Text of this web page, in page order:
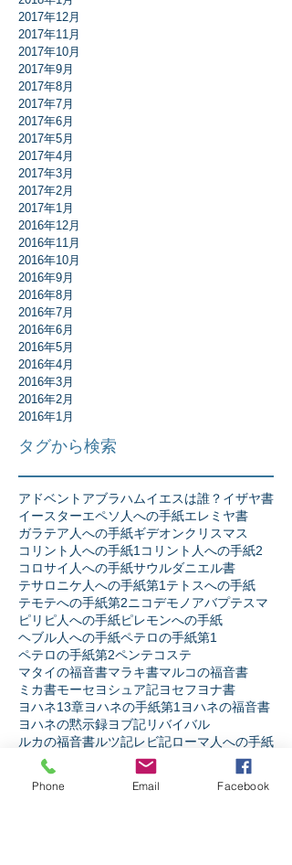
2017年12月
2017年11月
2017年10月
2017年9月
2017年8月
2017年7月
2017年6月
2017年5月
2017年4月
2017年3月
2017年2月
2017年1月
2016年12月
2016年11月
2016年10月
2016年9月
2016年8月
2016年7月
2016年6月
2016年5月
2016年4月
2016年3月
2016年2月
2016年1月
タグから検索
アドベント アブラハムイエスは誰？ イザヤ書
イースターエペソ人への手紙エレミヤ書
ガラテア人への手紙ギデオンクリスマス
コリント人への手紙1 コリント人への手紙2
コロサイ人への手紙サウルダニエル書
テサロニケ人への手紙第1 テトスへの手紙
テモテへの手紙第2ニコデモ ノアバプテスマ
ピリピ人への手紙ピレモンへの手紙
ヘブル人への手紙ペテロの手紙第1
ペテロの手紙第2ペンテコステ
マタイの福音書マラキ書マルコの福音書
ミカ書モーセヨシュア記ヨセフヨナ書
ヨハネ13章ヨハネの手紙第1 ヨハネの福音書
ヨハネの黙示録ヨブ記リバイバル
ルカの福音書ルツ記レビ記ローマ人への手紙
人生人間とは 伝道者の書
信仰とは
出エジプト記
十字架の力
士師記
天の御国とは
宗教か信仰か 弟子訓練摂理
Phone Email Facebook